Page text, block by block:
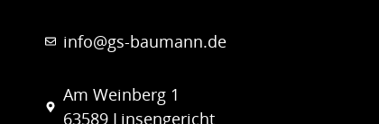
info@gs-baumann.de
Am Weinberg 1
63589 Linsengericht